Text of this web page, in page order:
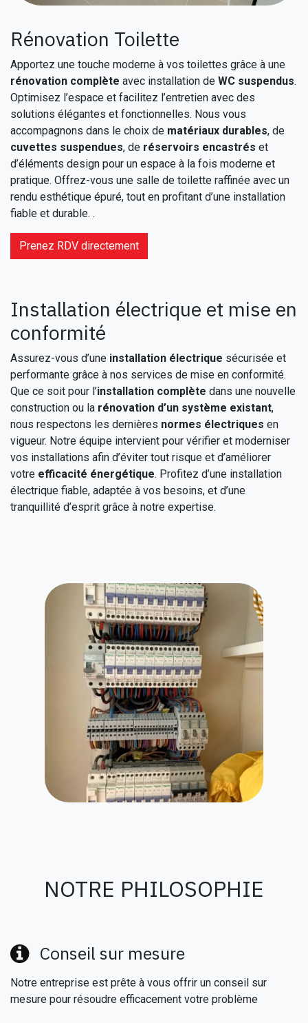
Rénovation Toilette
Apportez une touche moderne à vos toilettes grâce à une
rénovation complète avec installation de WC suspendus.
Optimisez l’espace et facilitez l’entretien avec des
solutions élégantes et fonctionnelles. Nous vous
accompagnons dans le choix de matériaux durables, de
cuvettes suspendues, de réservoirs encastrés et
d’éléments design pour un espace à la fois moderne et
pratique. Offrez-vous une salle de toilette raffinée avec un
rendu esthétique épuré, tout en profitant d’une installation
fiable et durable. .
Prenez RDV directement
Installation électrique et mise en
conformité
Assurez-vous d’une installation électrique sécurisée et
performante grâce à nos services de mise en conformité.
Que ce soit pour l’installation complète dans une nouvelle
construction ou la rénovation d’un système existant,
nous respectons les dernières normes électriques en
vigueur. Notre équipe intervient pour vérifier et moderniser
vos installations afin d’éviter tout risque et d’améliorer
votre efficacité énergétique. Profitez d’une installation
électrique fiable, adaptée à vos besoins, et d’une
tranquillité d’esprit grâce à notre expertise.
NOTRE PHILOSOPHIE
Conseil sur mesure
Notre entreprise est prête à vous offrir un conseil sur
mesure pour résoudre efficacement votre problème